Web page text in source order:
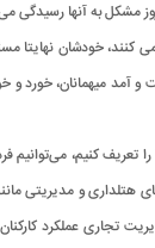
مشکل به آنها رسیدگی
خودشان نهایتا
و آمد میهمانان،
کنیم، می‌توانیم
و مدیریتی
عملکرد